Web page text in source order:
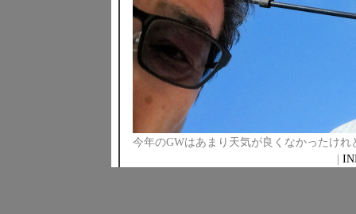
今年のGWはあまり天気が良くなかったけ